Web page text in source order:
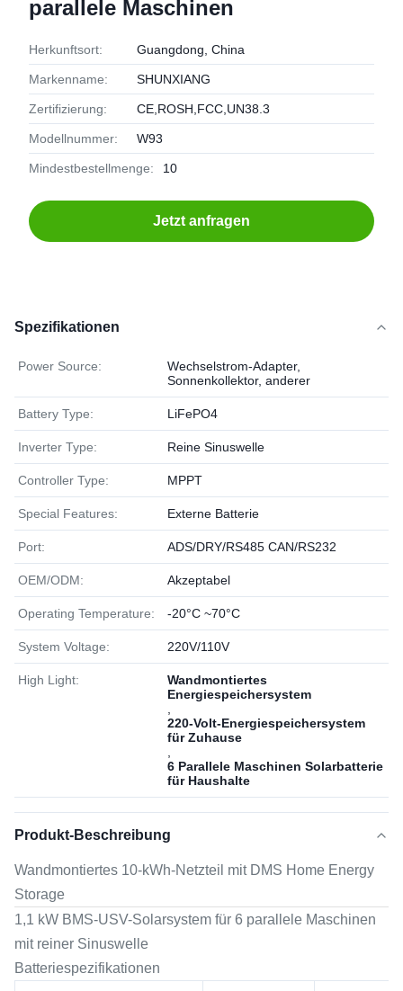
parallele Maschinen
Herkunftsort: Guangdong, China
Markenname: SHUNXIANG
Zertifizierung: CE,ROSH,FCC,UN38.3
Modellnummer: W93
Mindestbestellmenge: 10
Jetzt anfragen
Spezifikationen
Power Source:
Wechselstrom-Adapter,
Sonnenkollektor, anderer
Battery Type: LiFePO4
Inverter Type: Reine Sinuswelle
Controller Type: MPPT
Special Features: Externe Batterie
Port: ADS/DRY/RS485 CAN/RS232
OEM/ODM: Akzeptabel
Operating Temperature: -20°C ~70°C
System Voltage: 220V/110V
High Light:
Wandmontiertes
Energiespeichersystem
220-Volt-Energiespeichersystem
für Zuhause
6 Parallele Maschinen Solarbatterie
für Haushalte
Produkt-Beschreibung
Wandmontiertes 10-kWh-Netzteil mit DMS Home Energy
Storage
1,1 kW BMS-USV-Solarsystem für 6 parallele Maschinen
mit reiner Sinuswelle
Batteriespezifikationen